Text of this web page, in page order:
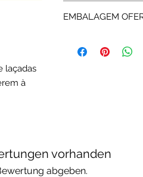
laçadas
à
da garantia a Rota
EMBALAGEM
standard ou da
vorhanden
abgeben.